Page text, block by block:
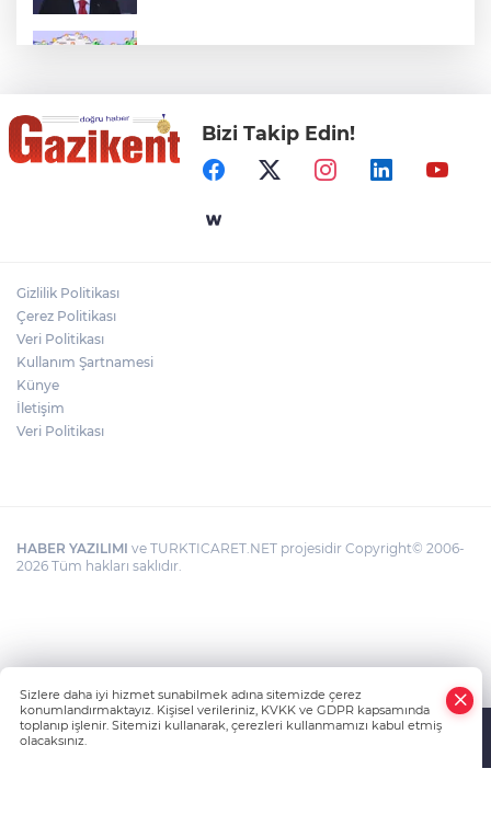
Gaziantep Üniversitesi Elektrik-Elektronik
Mühendisliği: Teknolojinin ve Enerjinin
Geleceğine Yön Veren Eğitim
"BEBEĞİ TÜM GECE AYNI BEZLE
Bizi Takip Edin!
Gizlilik Politikası
Çerez Politikası
Veri Politikası
Kullanım Şartnamesi
Künye
İletişim
Veri Politikası
HABER YAZILIMI ve TURKTICARET.NET projesidir Copyright© 2006-
2026 Tüm hakları saklıdır.
Sizlere daha iyi hizmet sunabilmek adına sitemizde çerez
konumlandırmaktayız. Kişisel verileriniz, KVKK ve GDPR kapsamında
toplanıp işlenir. Sitemizi kullanarak, çerezleri kullanmamızı kabul etmiş
olacaksınız.